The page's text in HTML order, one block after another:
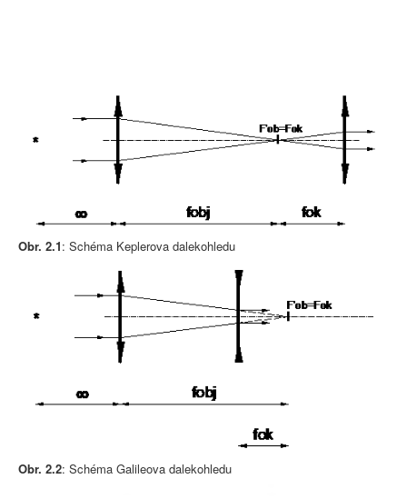
Obr. 2.1: Schéma Keplerova dalekohledu
Obr. 2.2: Schéma Galileova dalekohledu